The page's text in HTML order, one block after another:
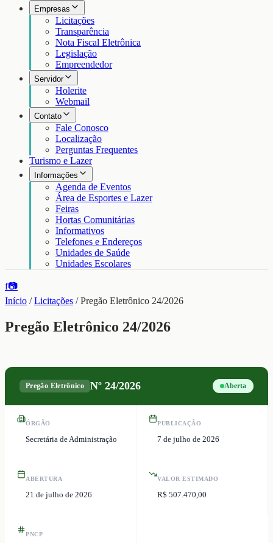
Empresas
Licitações
Transparência
Nota Fiscal Eletrônica
Legislação
Empreendedor
Servidor
Holerite
Webmail
Contato
Fale Conosco
Localização
Perguntas Frequentes
Turismo e Lazer
Informações
Agenda de Eventos
Área de Esportes e Lazer
Feiras
Hortas Comunitárias
Informativos
Telefones e Endereços
Unidades de Saúde
Unidades Escolares
f📷
Início /Licitações /Pregão Eletrônico 24/2026
Pregão Eletrônico 24/2026
Pregão Eletrônico Nº24/2026 Aberta
ÓRGÃO
Secretária de Administração
PUBLICAÇÃO
7 de julho de 2026
ABERTURA
21 de julho de 2026
VALOR ESTIMADO
R$ 507.470,00
PNCP